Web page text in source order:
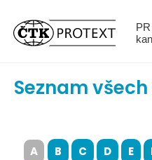
Seznam
A B C D E